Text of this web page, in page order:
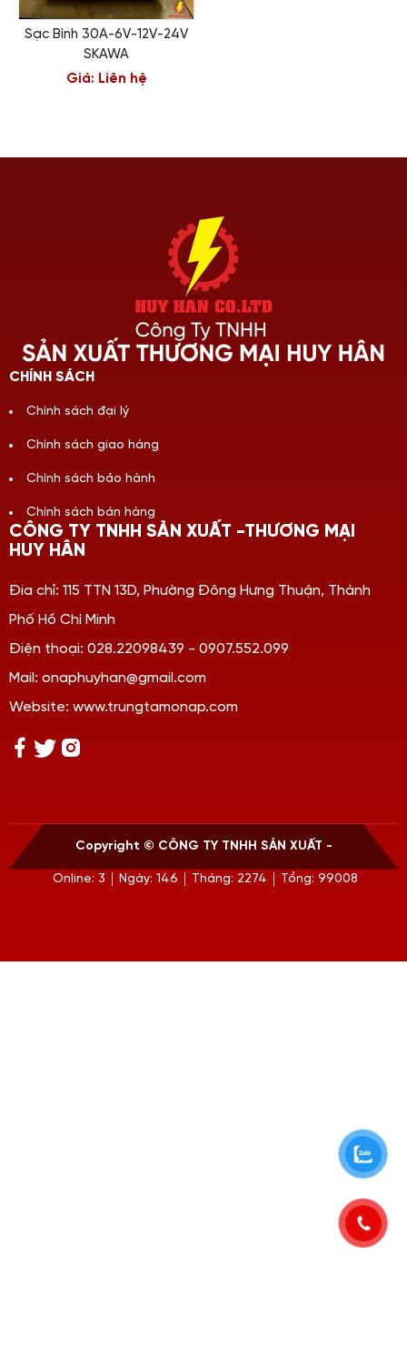
Sạc Bình 30A-6V-12V-24V
SKAWA
Giá: Liên hệ
CHÍNH SÁCH
Chính sách đại lý
Chính sách giao hàng
Chính sách bảo hành
Chính sách bán hàng
CÔNG TY TNHH SẢN XUẤT -THƯƠNG MẠI
HUY HÂN
Đia chỉ: 115 TTN 13D, Phường Đông Hưng Thuận, Thành
Phố Hồ Chí Minh
Điện thoại: 028.22098439 - 0907.552.099
Mail: onaphuyhan@gmail.com
Website: www.trungtamonap.com
Copyright © CÔNG TY TNHH SẢN XUẤT -
Online: 3 Ngày: 146 Tháng: 2274 Tổng: 99008